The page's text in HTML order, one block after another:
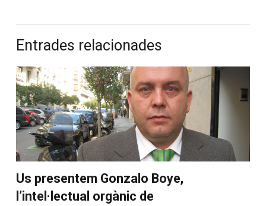
Entrades relacionades
Us presentem Gonzalo Boye,
l’intel·lectual orgànic de